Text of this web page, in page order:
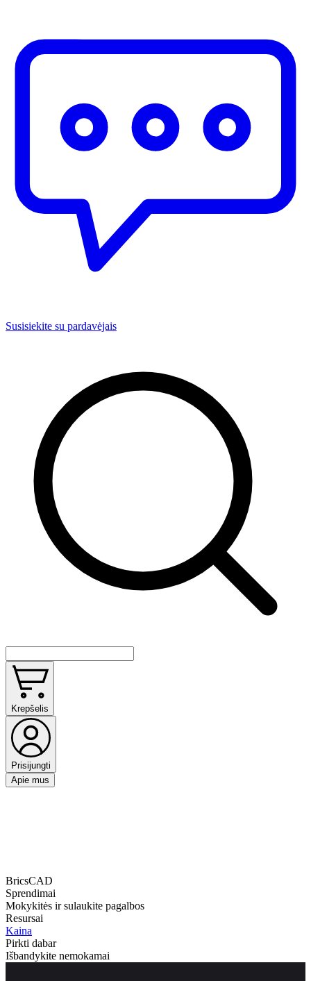
Susisiekite su pardavėjais
Krepšelis
Prisijungti
Apie mus
BricsCAD
Sprendimai
Mokykitės ir sulaukite pagalbos
Resursai
Kaina
Pirkti dabar
Išbandykite nemokamai